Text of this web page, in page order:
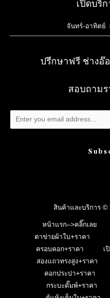
เปิดบริ
จันทร์-อาทิตย์
ปรึกษาฟรี ช่างอ๊
สอบถามร
สินค้าและบริการ ©
หน้าแรก–>คลิ๊กเลย
ตาข่ายผ้าใบ+ราคา
ครอบคอก+ราคา
เ
สองแถวทรงสูง+ราคา
คอกประปา+ราคา
กระบะดั๊มพ์+ราคา